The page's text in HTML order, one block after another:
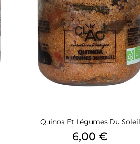
Quinoa Et Légumes Du Soleil
Prix
6,00 €